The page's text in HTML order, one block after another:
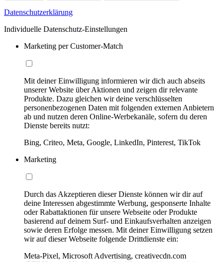
Datenschutzerklärung
Individuelle Datenschutz-Einstellungen
Marketing per Customer-Match
Mit deiner Einwilligung informieren wir dich auch abseits
unserer Website über Aktionen und zeigen dir relevante
Produkte. Dazu gleichen wir deine verschlüsselten
personenbezogenen Daten mit folgenden externen Anbietern
ab und nutzen deren Online-Werbekanäle, sofern du deren
Dienste bereits nutzt:
Bing, Criteo, Meta, Google, LinkedIn, Pinterest, TikTok
Marketing
Durch das Akzeptieren dieser Dienste können wir dir auf
deine Interessen abgestimmte Werbung, gesponserte Inhalte
oder Rabattaktionen für unsere Webseite oder Produkte
basierend auf deinem Surf- und Einkaufsverhalten anzeigen
sowie deren Erfolge messen. Mit deiner Einwilligung setzen
wir auf dieser Webseite folgende Drittdienste ein:
Meta-Pixel, Microsoft Advertising, creativecdn.com